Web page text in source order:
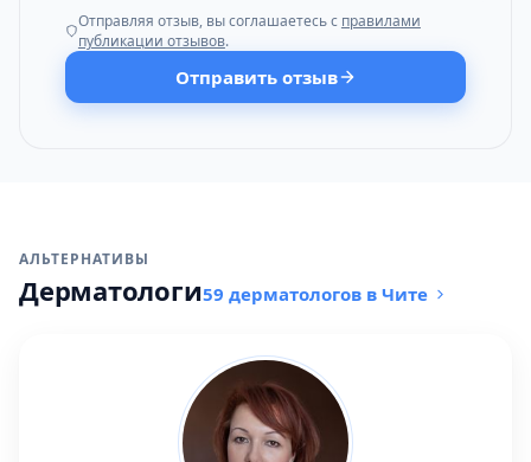
Отправляя отзыв, вы соглашаетесь с правилами
публикации отзывов.
Отправить отзыв
АЛЬТЕРНАТИВЫ
Дерматологи59 дерматологов в Чите